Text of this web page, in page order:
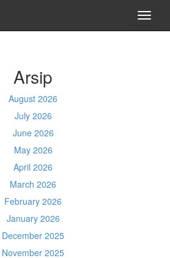
Arsip
August 2026
July 2026
June 2026
May 2026
April 2026
March 2026
February 2026
January 2026
December 2025
November 2025